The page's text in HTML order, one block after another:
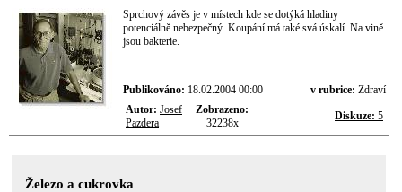
Sprchový závěs je v místech kde se dotýká hladiny
potenciálně nebezpečný. Koupání má také svá úskalí. Na vině
jsou bakterie.
Publikováno: 18.02.2004 00:00 v rubrice: Zdraví
Autor: Josef
Pazdera
Zobrazeno:
32238x
Diskuze: 5
Železo a cukrovka